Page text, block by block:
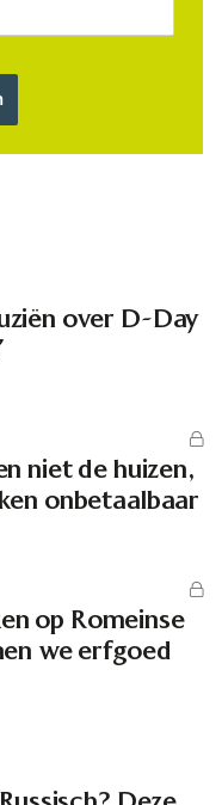
over D-Day
niet de huizen,
onbetaalbaar
op Romeinse
we erfgoed